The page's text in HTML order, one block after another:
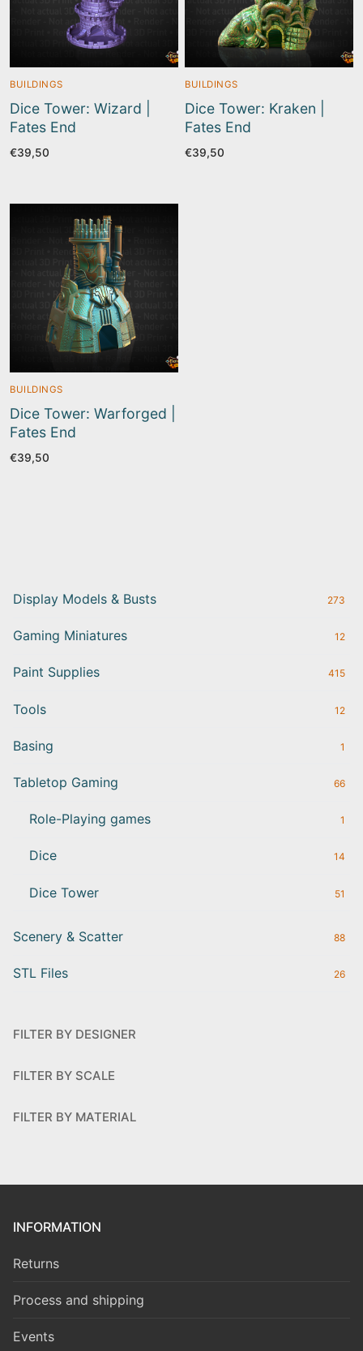
BUILDINGS
Dice Tower: Wizard |
Fates End
€39,50
BUILDINGS
Dice Tower: Kraken |
Fates End
€39,50
BUILDINGS
Dice Tower: Warforged |
Fates End
€39,50
Display Models & Busts 273
Gaming Miniatures 12
Paint Supplies 415
Tools 12
Basing 1
Tabletop Gaming 66
Role-Playing games 1
Dice 14
Dice Tower 51
Scenery & Scatter 88
STL Files 26
FILTER BY DESIGNER
FILTER BY SCALE
FILTER BY MATERIAL
INFORMATION
Returns
Process and shipping
Events